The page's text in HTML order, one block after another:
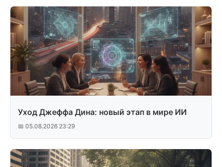
Уход Джеффа Дина: новый этап в мире ИИ
📅 05.08.2026 23:29